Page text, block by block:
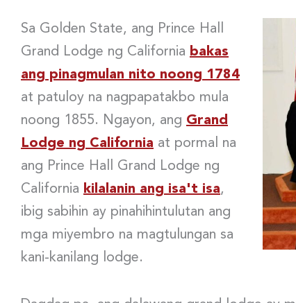
Sa Golden State, ang Prince Hall
Grand Lodge ng California bakas
ang pinagmulan nito noong 1784
at patuloy na nagpapatakbo mula
noong 1855. Ngayon, ang Grand
Lodge ng California at pormal na
ang Prince Hall Grand Lodge ng
California kilalanin ang isa't isa,
ibig sabihin ay pinahihintulutan ang
mga miyembro na magtulungan sa
kani-kanilang lodge.